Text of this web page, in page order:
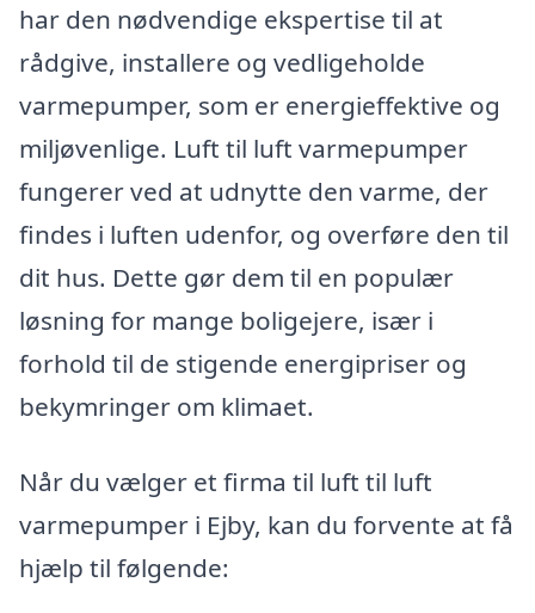
har den nødvendige ekspertise til at
rådgive, installere og vedligeholde
varmepumper, som er energieffektive og
miljøvenlige. Luft til luft varmepumper
fungerer ved at udnytte den varme, der
findes i luften udenfor, og overføre den til
dit hus. Dette gør dem til en populær
løsning for mange boligejere, især i
forhold til de stigende energipriser og
bekymringer om klimaet.
Når du vælger et firma til luft til luft
varmepumper i Ejby, kan du forvente at få
hjælp til følgende: